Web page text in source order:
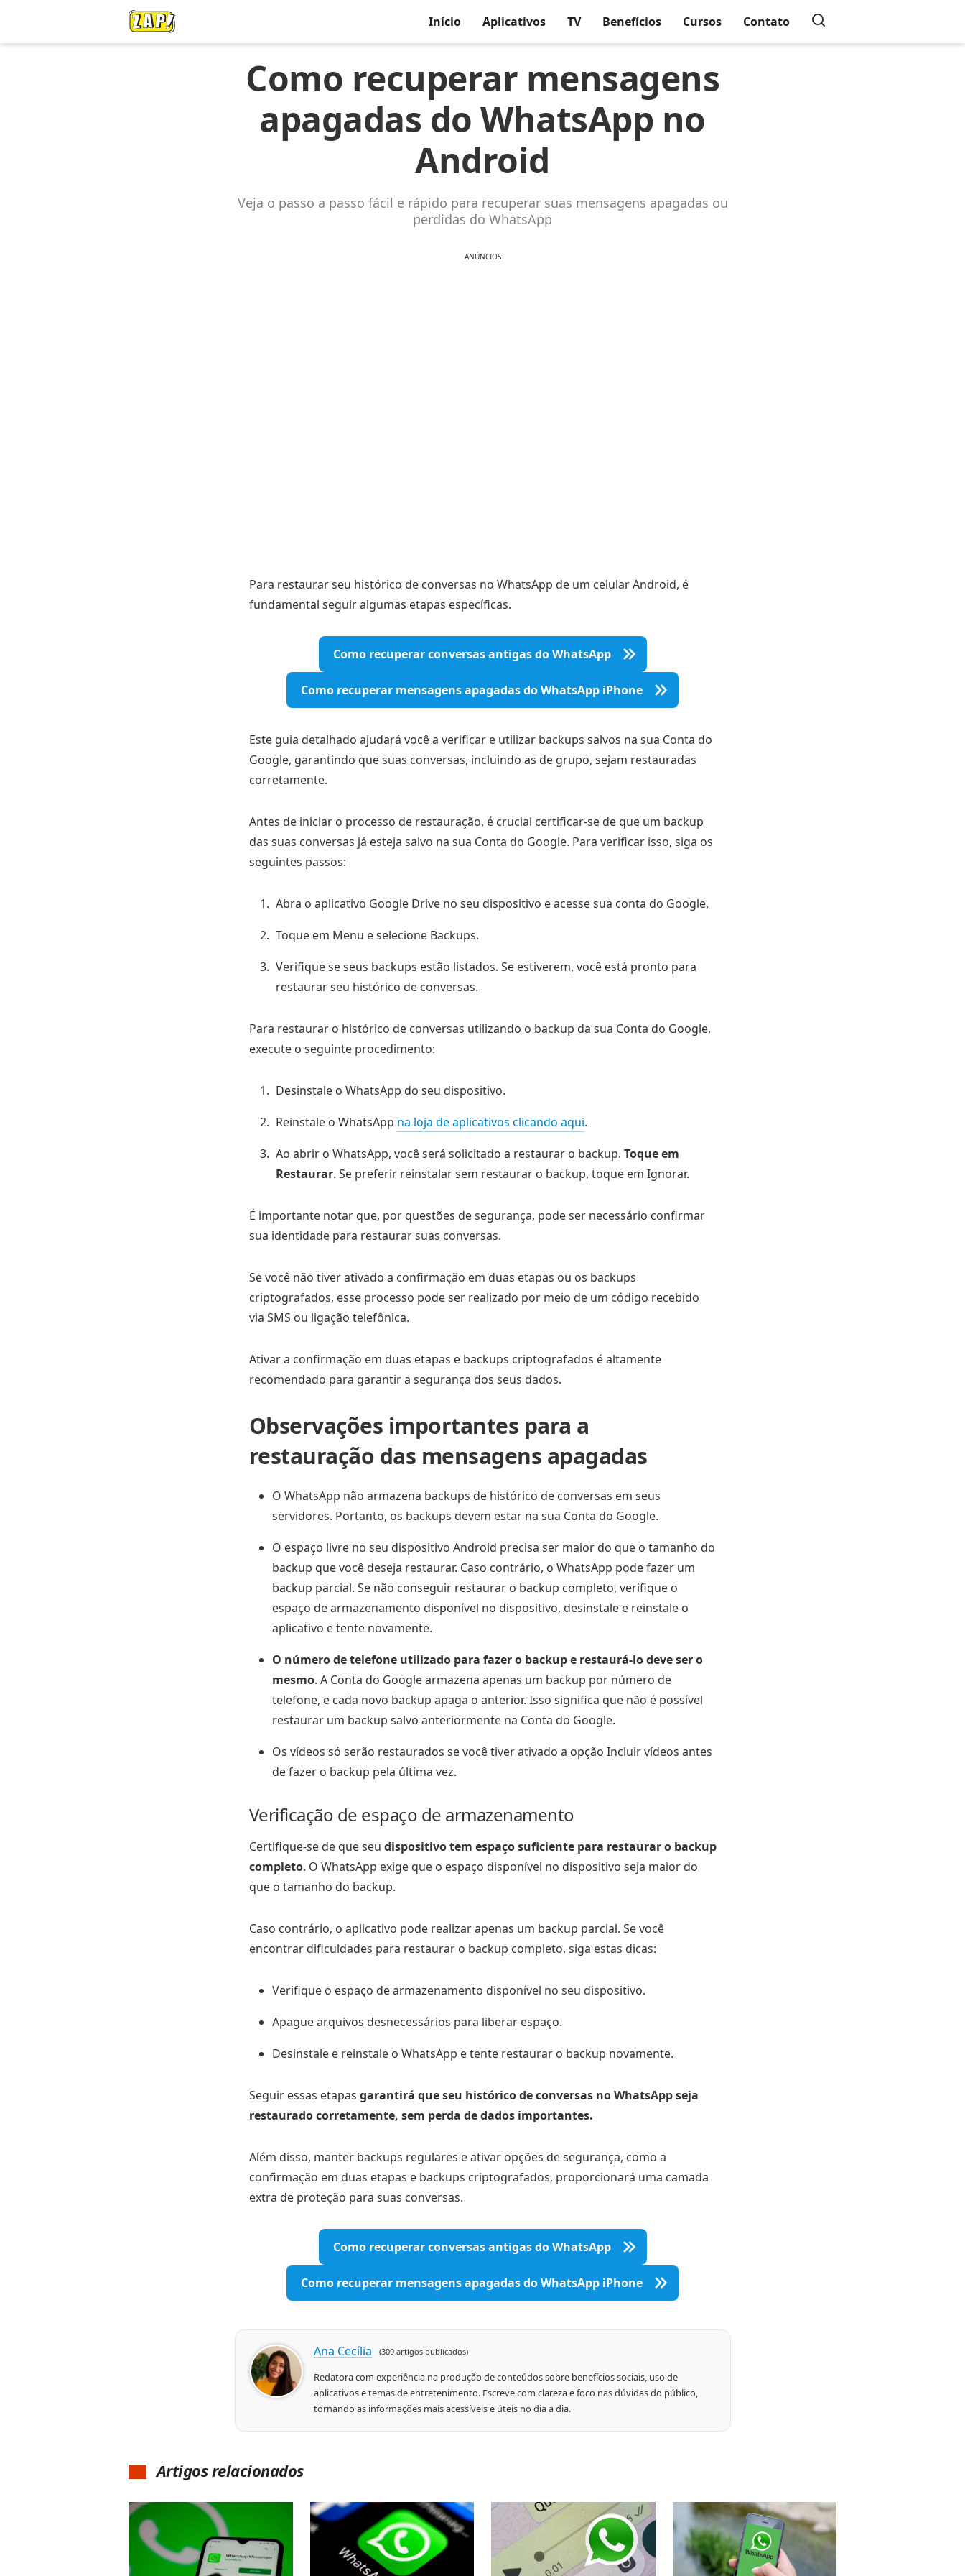
Início Aplicativos TV Benefícios Cursos Contato
Como recuperar mensagens
apagadas do WhatsApp no
Android
Veja o passo a passo fácil e rápido para recuperar suas mensagens apagadas ou
perdidas do WhatsApp
ANÚNCIOS
Para restaurar seu histórico de conversas no WhatsApp de um celular Android, é
fundamental seguir algumas etapas específicas.
Como recuperar conversas antigas do WhatsApp
Como recuperar mensagens apagadas do WhatsApp iPhone
Este guia detalhado ajudará você a verificar e utilizar backups salvos na sua Conta do
Google, garantindo que suas conversas, incluindo as de grupo, sejam restauradas
corretamente.
Antes de iniciar o processo de restauração, é crucial certificar-se de que um backup
das suas conversas já esteja salvo na sua Conta do Google. Para verificar isso, siga os
seguintes passos:
Abra o aplicativo Google Drive no seu dispositivo e acesse sua conta do Google.
Toque em Menu e selecione Backups.
Verifique se seus backups estão listados. Se estiverem, você está pronto para
restaurar seu histórico de conversas.
Para restaurar o histórico de conversas utilizando o backup da sua Conta do Google,
execute o seguinte procedimento:
Desinstale o WhatsApp do seu dispositivo.
Reinstale o WhatsApp na loja de aplicativos clicando aqui.
Ao abrir o WhatsApp, você será solicitado a restaurar o backup. Toque em
Restaurar. Se preferir reinstalar sem restaurar o backup, toque em Ignorar.
É importante notar que, por questões de segurança, pode ser necessário confirmar
sua identidade para restaurar suas conversas.
Se você não tiver ativado a confirmação em duas etapas ou os backups
criptografados, esse processo pode ser realizado por meio de um código recebido
via SMS ou ligação telefônica.
Ativar a confirmação em duas etapas e backups criptografados é altamente
recomendado para garantir a segurança dos seus dados.
Observações importantes para a
restauração das mensagens apagadas
O WhatsApp não armazena backups de histórico de conversas em seus
servidores. Portanto, os backups devem estar na sua Conta do Google.
O espaço livre no seu dispositivo Android precisa ser maior do que o tamanho do
backup que você deseja restaurar. Caso contrário, o WhatsApp pode fazer um
backup parcial. Se não conseguir restaurar o backup completo, verifique o
espaço de armazenamento disponível no dispositivo, desinstale e reinstale o
aplicativo e tente novamente.
O número de telefone utilizado para fazer o backup e restaurá-lo deve ser o
mesmo. A Conta do Google armazena apenas um backup por número de
telefone, e cada novo backup apaga o anterior. Isso significa que não é possível
restaurar um backup salvo anteriormente na Conta do Google.
Os vídeos só serão restaurados se você tiver ativado a opção Incluir vídeos antes
de fazer o backup pela última vez.
Verificação de espaço de armazenamento
Certifique-se de que seu dispositivo tem espaço suficiente para restaurar o backup
completo. O WhatsApp exige que o espaço disponível no dispositivo seja maior do
que o tamanho do backup.
Caso contrário, o aplicativo pode realizar apenas um backup parcial. Se você
encontrar dificuldades para restaurar o backup completo, siga estas dicas:
Verifique o espaço de armazenamento disponível no seu dispositivo.
Apague arquivos desnecessários para liberar espaço.
Desinstale e reinstale o WhatsApp e tente restaurar o backup novamente.
Seguir essas etapas garantirá que seu histórico de conversas no WhatsApp seja
restaurado corretamente, sem perda de dados importantes.
Além disso, manter backups regulares e ativar opções de segurança, como a
confirmação em duas etapas e backups criptografados, proporcionará uma camada
extra de proteção para suas conversas.
Como recuperar conversas antigas do WhatsApp
Como recuperar mensagens apagadas do WhatsApp iPhone
Ana Cecília (309 artigos publicados)
Redatora com experiência na produção de conteúdos sobre benefícios sociais, uso de
aplicativos e temas de entretenimento. Escreve com clareza e foco nas dúvidas do público,
tornando as informações mais acessíveis e úteis no dia a dia.
Artigos relacionados